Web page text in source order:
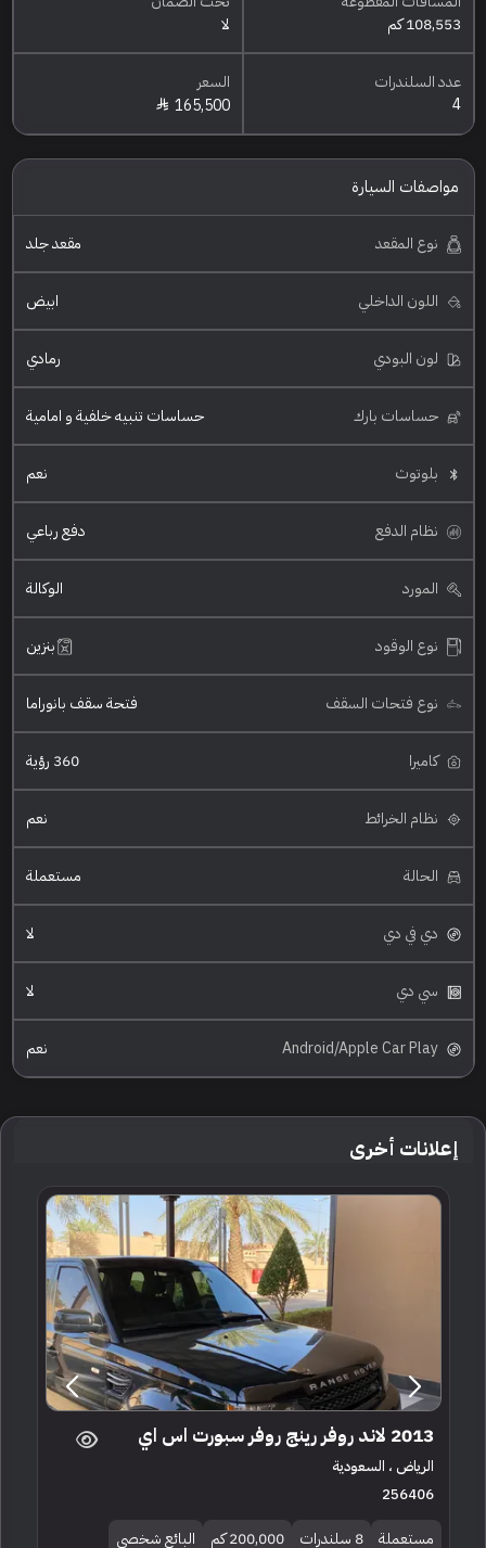
108,553 كم
لا
عدد السلندرات
4
السعر
165,500
مواصفات السيارة
نوع المقعد مقعد جلد
اللون الداخلي ابيض
لون البودي رمادي
حساسات بارك حساسات تنبيه خلفية و امامية
بلوتوث نعم
نظام الدفع دفع رباعي
المورد الوكالة
نوع الوقود بنزين
نوع فتحات السقف فتحة سقف بانوراما
كاميرا 360 رؤية
نظام الخرائط نعم
الحالة مستعملة
دي في دي لا
سي دي لا
Android/Apple Car Play نعم
إعلانات أخرى
2013 لاند روفر رينج روفر سبورت اس اي
الرياض ، السعودية
256406
مستعملة 8 سلندرات 200,000 كم البائع شخصي